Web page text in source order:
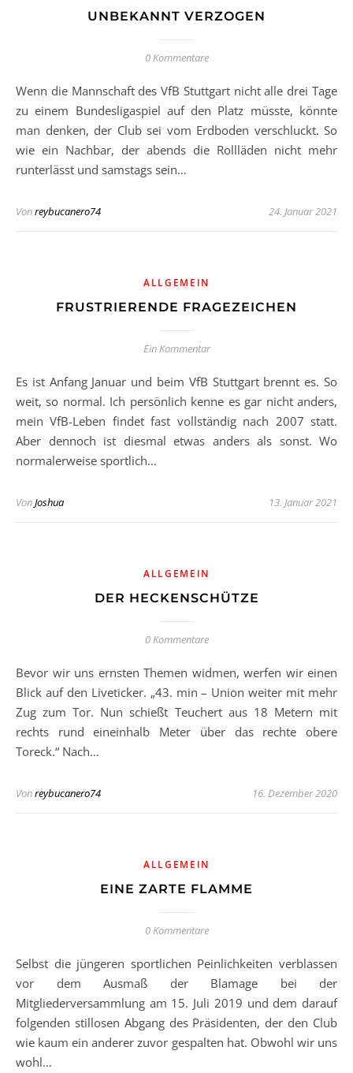
UNBEKANNT VERZOGEN
0 Kommentare
Wenn die Mannschaft des VfB Stuttgart nicht alle drei Tage
zu einem Bundesligaspiel auf den Platz müsste, könnte
man denken, der Club sei vom Erdboden verschluckt. So
wie ein Nachbar, der abends die Rollläden nicht mehr
runterlässt und samstags sein…
Vonreybucanero74 24. Januar 2021
ALLGEMEIN
FRUSTRIERENDE FRAGEZEICHEN
Ein Kommentar
Es ist Anfang Januar und beim VfB Stuttgart brennt es. So
weit, so normal. Ich persönlich kenne es gar nicht anders,
mein VfB-Leben findet fast vollständig nach 2007 statt.
Aber dennoch ist diesmal etwas anders als sonst. Wo
normalerweise sportlich…
VonJoshua 13. Januar 2021
ALLGEMEIN
DER HECKENSCHÜTZE
0 Kommentare
Bevor wir uns ernsten Themen widmen, werfen wir einen
Blick auf den Liveticker. „43. min – Union weiter mit mehr
Zug zum Tor. Nun schießt Teuchert aus 18 Metern mit
rechts rund eineinhalb Meter über das rechte obere
Toreck.“ Nach…
Vonreybucanero74 16. Dezember 2020
ALLGEMEIN
EINE ZARTE FLAMME
0 Kommentare
Selbst die jüngeren sportlichen Peinlichkeiten verblassen
vor dem Ausmaß der Blamage bei der
Mitgliederversammlung am 15. Juli 2019 und dem darauf
folgenden stillosen Abgang des Präsidenten, der den Club
wie kaum ein anderer zuvor gespalten hat. Obwohl wir uns
wohl…